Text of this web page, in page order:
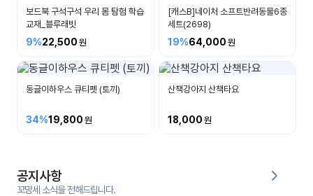
무료
강의
및
세미
수강
후기
강의
커
보드북 구석구석 우리 몸 탐험 학습
교재_블루래빗
9%22,500
[캐스B]네이처 소프트반려동물6종
세트(2698)
19%64,000
동글이하우스 큐티펫 (토끼)
34%19,800
산책강아지 산책타요
18,000
공지사항
꼬망세 소식을 전해드립니다.